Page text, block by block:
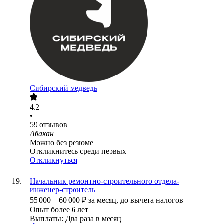
Сибирский медведь
4.2
•
59 отзывов
Абакан
Можно без резюме
Откликнитесь среди первых
Откликнуться
Начальник ремонтно-строительного отдела-
инженер-строитель
55 000 – 60 000 ₽ за месяц, до вычета налогов
Опыт более 6 лет
Выплаты: Два раза в месяц